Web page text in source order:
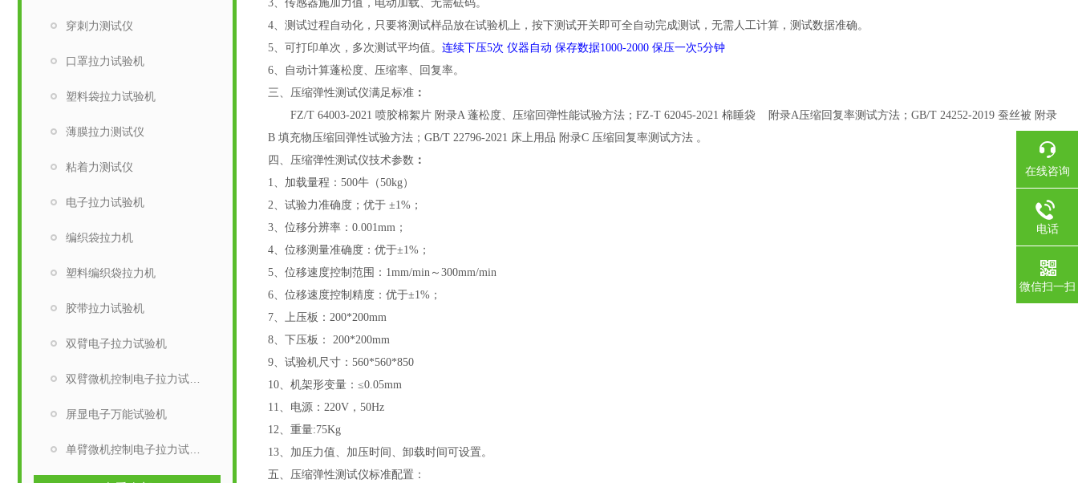
3、传感器施加力值，电动加载、无需砝码。
4、 测试过程自动化，只要将测试样品放在试验机上，按下测试开关即可全自动完成测试，无需人工计算，测试数据准确。
5、 可打印单次，多次测试平均值。 连续下压5次 仪器自动 保存数据1000-2000 保压一次5分钟
6、自动计算蓬松度、压缩率、回复率。
三、压缩弹性测试仪满足标准 ：
FZ/T 64003-2021 喷胶棉絮片 附录A 蓬松度、压缩回弹性能试验方法；FZ-T 62045-2021 棉睡袋 附录A压缩回复率测试方法；GB/T 24252-2019 蚕丝被 附录
B 填充物压缩回弹性试验方法；GB/T 22796-2021 床上用品 附录C 压缩回复率测试方法 。
四、压缩弹性测试仪技术参数 ：
1、加载量程：500牛（50kg）
2、试验力准确度；优于 ±1%；
3、位移分辨率：0.001mm；
4、位移测量准确度：优于±1%；
5、位移速度控制范围：1mm/min～300mm/min
6、位移速度控制精度：优于±1%；
7、上压板： 200*200mm
8、下压板： 200*200mm
9、试验机尺寸：560*560*850
10、机架形变量：≤0.05mm
11、电源：220V，50Hz
12、 重量:75Kg
13、加压力值、加压时间、卸载时间可设置。
五、压缩弹性测试仪标准配置：
穿刺力测试仪
口罩拉力试验机
塑料袋拉力试验机
薄膜拉力测试仪
粘着力测试仪
电子拉力试验机
编织袋拉力机
塑料编织袋拉力机
胶带拉力试验机
双臂电子拉力试验机
屏显电子万能试验机
在线咨询
电话
微信扫一扫